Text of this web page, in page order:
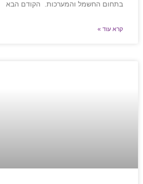
בתחום החשמל והמערכות. הקודם הבא
קרא עוד »